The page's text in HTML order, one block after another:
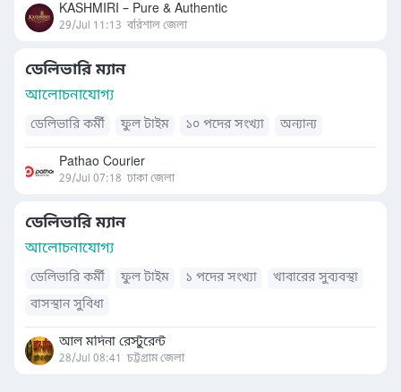
KASHMIRI – Pure & Authentic
29/Jul 11:13 বরিশাল জেলা
ডেলিভারি ম্যান
আলোচনাযোগ্য
ডেলিভারি কর্মী ফুল টাইম ১০ পদের সংখ্যা অন্যান্য
Pathao Courier
29/Jul 07:18 ঢাকা জেলা
ডেলিভারি ম্যান
আলোচনাযোগ্য
ডেলিভারি কর্মী ফুল টাইম ১ পদের সংখ্যা
খাবারের সুব্যবস্থা
বাসস্থান সুবিধা
আল মদিনা রেস্টুরেন্ট
28/Jul 08:41 চট্টগ্রাম জেলা